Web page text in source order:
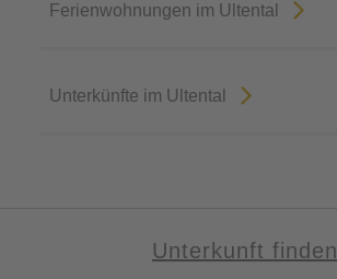
Ferienwohnungen im Ultental
Unterkünfte im Ultental
Unterkunft finden